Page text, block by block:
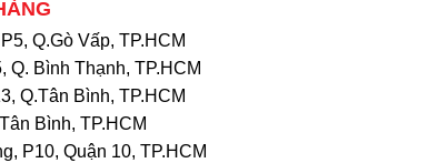
Q.Gò Vấp, TP.HCM
Q. Bình Thạnh, TP.HCM
Q.Tân Bình, TP.HCM
Bình, TP.HCM
P10, Quận 10, TP.HCM